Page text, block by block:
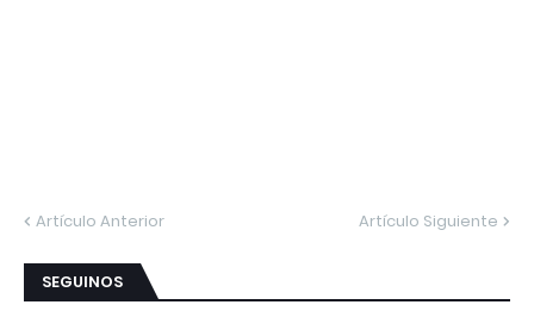
Artículo Anterior Artículo Siguiente
SEGUINOS